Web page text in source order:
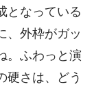
となっている
、外枠がガッ
。ふわっと演
硬さは、どう